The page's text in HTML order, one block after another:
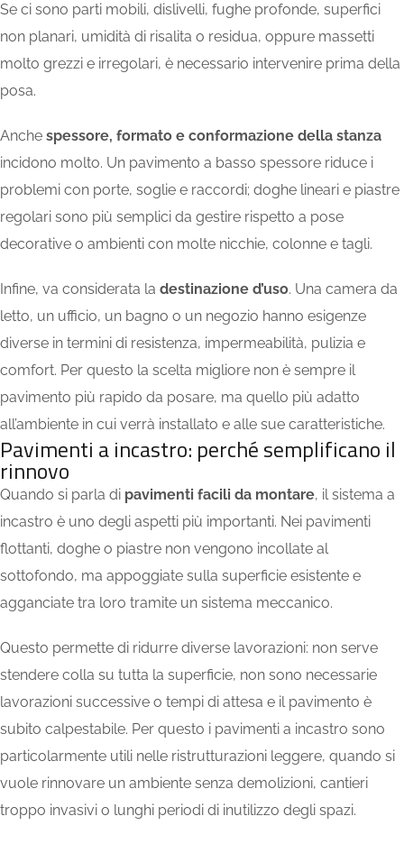
Se ci sono parti mobili, dislivelli, fughe profonde, superfici
non planari, umidità di risalita o residua, oppure massetti
molto grezzi e irregolari, è necessario intervenire prima della
posa.
Anche spessore, formato e conformazione della stanza
incidono molto. Un pavimento a basso spessore riduce i
problemi con porte, soglie e raccordi; doghe lineari e piastre
regolari sono più semplici da gestire rispetto a pose
decorative o ambienti con molte nicchie, colonne e tagli.
Infine, va considerata la destinazione d’uso. Una camera da
letto, un ufficio, un bagno o un negozio hanno esigenze
diverse in termini di resistenza, impermeabilità, pulizia e
comfort. Per questo la scelta migliore non è sempre il
pavimento più rapido da posare, ma quello più adatto
all’ambiente in cui verrà installato e alle sue caratteristiche.
Pavimenti a incastro: perché semplificano il
rinnovo
Quando si parla di pavimenti facili da montare, il sistema a
incastro è uno degli aspetti più importanti. Nei pavimenti
flottanti, doghe o piastre non vengono incollate al
sottofondo, ma appoggiate sulla superficie esistente e
agganciate tra loro tramite un sistema meccanico.
Questo permette di ridurre diverse lavorazioni: non serve
stendere colla su tutta la superficie, non sono necessarie
lavorazioni successive o tempi di attesa e il pavimento è
subito calpestabile. Per questo i pavimenti a incastro sono
particolarmente utili nelle ristrutturazioni leggere, quando si
vuole rinnovare un ambiente senza demolizioni, cantieri
troppo invasivi o lunghi periodi di inutilizzo degli spazi.